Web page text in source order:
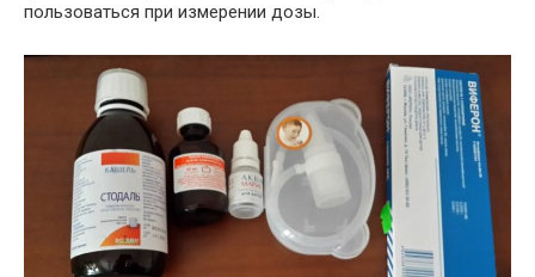
пользоваться при измерении дозы.